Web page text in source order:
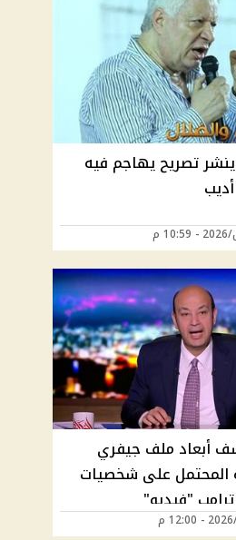
تصريح يهاجم فيه
أبعاد ملف جيفري
المحتمل على شخصيات
"فيديو"